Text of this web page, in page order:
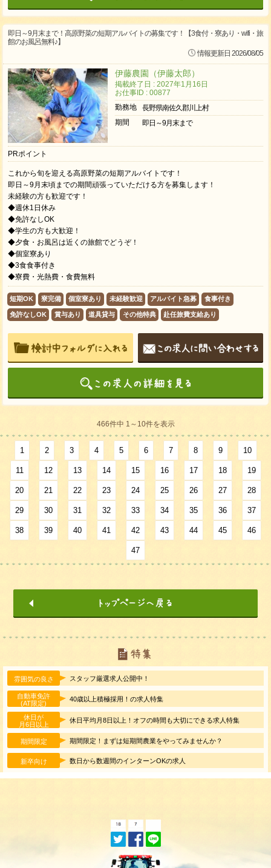
即日～9月末まで！高原野菜の短期アルバイトの募集です！【3食付・寮あり・wifi・旅
館のお風呂無料♪】
情報更新日 2026/08/05
伊藤農園（伊藤太郎）
掲載終了日 : 2027年1月16日
お仕事ID : 00877
勤務地
長野県南佐久郡川上村
期間
即日～9月末まで
PRポイント
これから旬を迎える高原野菜の短期アルバイトです！
即日～9月末頃までの期間頑張っていただける方を募集します！
未経験の方も歓迎です！
◆週休1日休み
◆免許なしOK
◆学生の方も大歓迎！
◆夕食・お風呂は近くの旅館でどうぞ！
◆個室寮あり
◆3食食事付き
◆寮費・光熱費・食費無料
短期OK 寮完備 個室寮あり 未経験歓迎 アルバイト急募 食事付き
免許なしOK 賞与あり 道具貸与 その他特典 赴任旅費支給あり
466件中 1～10件を表示
1 2 3 4 5 6 7 8 9 10
11 12 13 14 15 16 17 18 19
20 21 22 23 24 25 26 27 28
29 30 31 32 33 34 35 36 37
38 39 40 41 42 43 44 45 46
47
雰囲気の良さ スタッフ厳選求人公開中！
自動車免許
(AT限定)
40歳以上積極採用！の求人特集
休日が
月6日以上
休日平均月8日以上！オフの時間も大切にできる求人特集
期間限定 期間限定！まずは短期間農業をやってみませんか？
新卒向け 数日から数週間のインターンOKの求人